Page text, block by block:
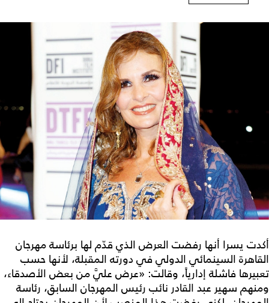
أكدت يسرا أنها رفضت العرض الذي قدّم لها برئاسة مهرجان
القاهرة السينمائي الدولي في دورته المقبلة، لأنها حسب
تعبيرها فاشلة إدارياً، وقالت: «عرض عليَّ من بعض الأصدقاء،
ومنهم سهير عبد القادر نائب رئيس المهرجان السابق، رئاسة